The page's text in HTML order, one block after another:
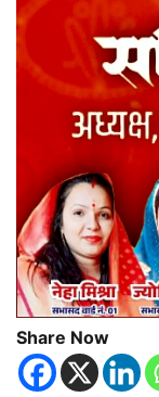
Share Now